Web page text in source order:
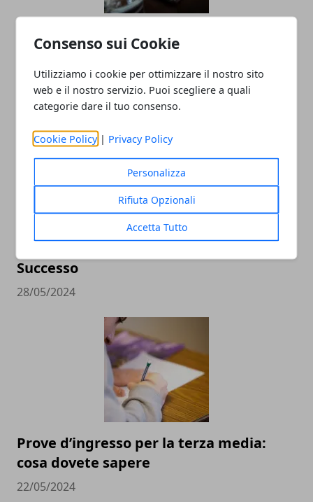
Consenso sui Cookie
Utilizziamo i cookie per ottimizzare il nostro sito
web e il nostro servizio. Puoi scegliere a quali
categorie dare il tuo consenso.
Cookie Policy | Privacy Policy
Personalizza
Rifiuta Opzionali
Accetta Tutto
L'importanza della salute e sicurezza
nei lavori a turno
04/11/2024
Come Spiccare e Generare Lead con
Attività Online: Strategie Efficaci per il
Successo
28/05/2024
Prove d’ingresso per la terza media:
cosa dovete sapere
22/05/2024